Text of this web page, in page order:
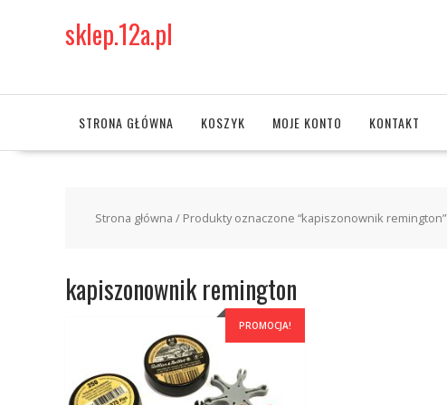
sklep.12a.pl
STRONA GŁÓWNA KOSZYK MOJE KONTO KONTAKT
Strona główna / Produkty oznaczone “kapiszonownik remington”
kapiszonownik remington
PROMOCJA!